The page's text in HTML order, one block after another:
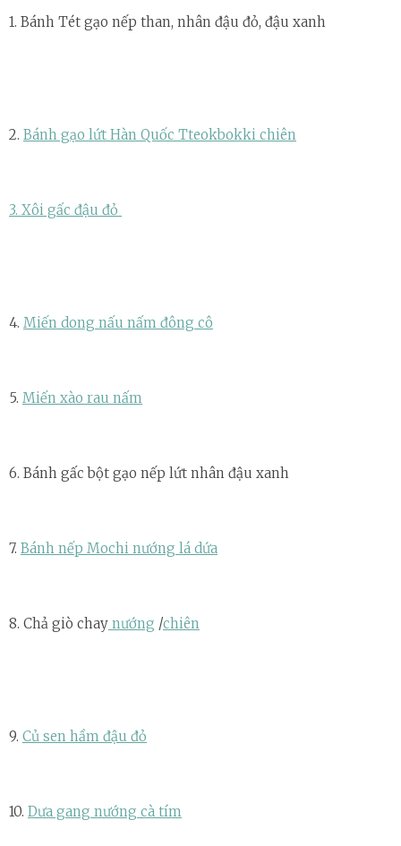
1. Bánh Tét gạo nếp than, nhân đậu đỏ, đậu xanh
2. Bánh gạo lứt Hàn Quốc Tteokbokki chiên
3. Xôi gấc đậu đỏ
4. Miến dong nấu nấm đông cô
5. Miến xào rau nấm
6. Bánh gấc bột gạo nếp lứt nhân đậu xanh
7. Bánh nếp Mochi nướng lá dứa
8. Chả giò chay nướng /chiên
9. Củ sen hầm đậu đỏ
10. Dưa gang nướng cà tím